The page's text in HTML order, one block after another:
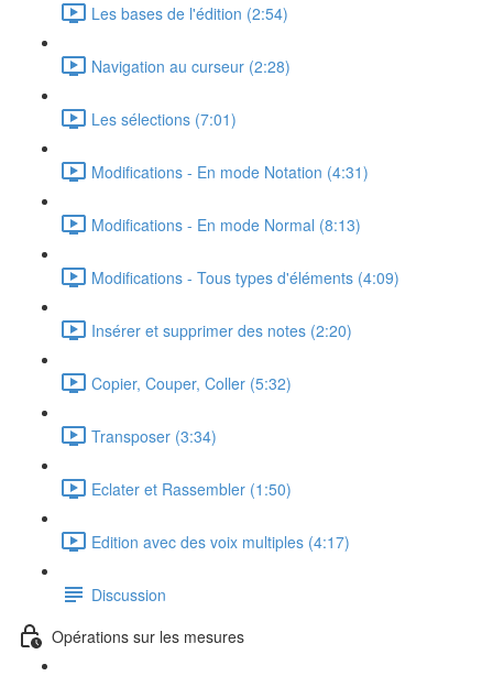
Les bases de l'édition (2:54)
Navigation au curseur (2:28)
Les sélections (7:01)
Modifications - En mode Notation (4:31)
Modifications - En mode Normal (8:13)
Modifications - Tous types d'éléments (4:09)
Insérer et supprimer des notes (2:20)
Copier, Couper, Coller (5:32)
Transposer (3:34)
Eclater et Rassembler (1:50)
Edition avec des voix multiples (4:17)
Discussion
Opérations sur les mesures